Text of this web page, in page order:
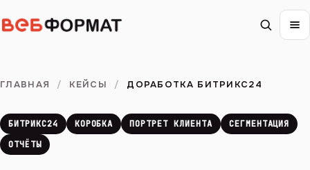
ГЛАВНАЯ / КЕЙСЫ / ДОРАБОТКА БИТРИКС24
БИТРИКС24 КОРОБКА ПОРТРЕТ КЛИЕНТА
СЕГМЕНТАЦИЯ
ОТЧЁТЫ